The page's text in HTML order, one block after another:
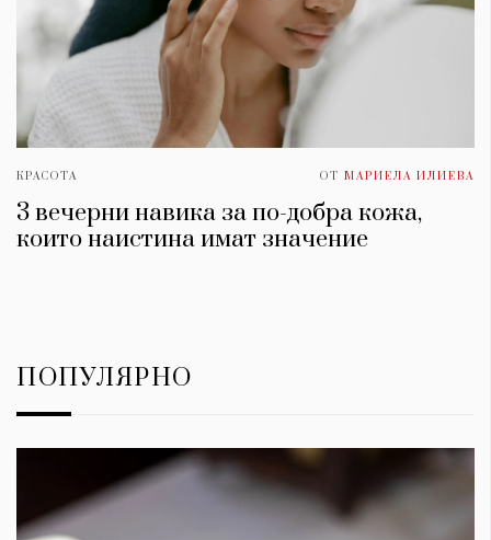
КРАСОТА ОТ МАРИЕЛА ИЛИЕВА
3 вечерни навика за по-добра кожа,
които наистина имат значение
ПОПУЛЯРНО